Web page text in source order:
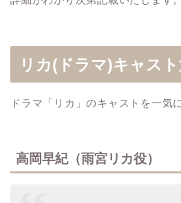
リカ(ドラマ)キャス
ドラマ「リカ」のキャストを一気
高岡早紀（雨宮リカ役）